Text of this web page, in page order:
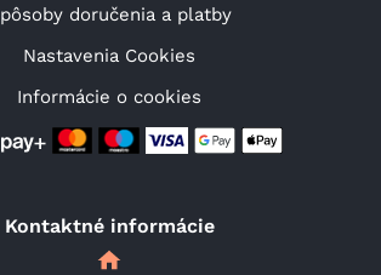
doručenia a platby
Nastavenia Cookies
Informácie o cookies
Kontaktné informácie